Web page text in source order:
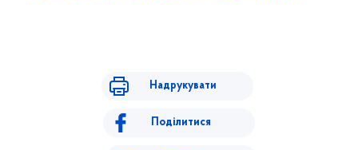
Надрукувати
Поділитися